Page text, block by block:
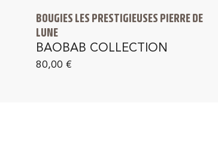
BOUGIES LES PRESTIGIEUSES PIERRE DE
LUNE
BAOBAB COLLECTION
80,00 €